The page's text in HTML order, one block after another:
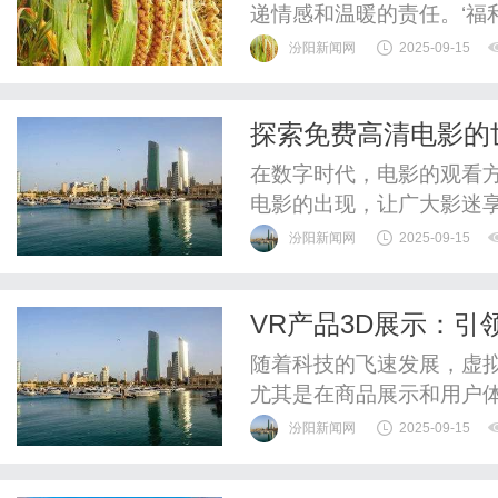
递情感和温暖的责任。‘
生。它不仅关注电影和电
无论是关注弱势群体，还
汾阳新闻网 2025-09-15
探索免费高清电影的
在数字时代，电影的观看
电影的出现，让广大影迷
在家中、还是在移动设备
观影体验，但往往局限于
汾阳新闻网 2025-09-15
VR产品3D展示：引
随着科技的飞速发展，虚
尤其是在商品展示和用户
为消费者提供了前所未有
汾阳新闻网 2025-09-15